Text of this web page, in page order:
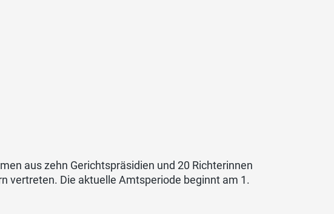
aus zehn Gerichtspräsidien und 20 Richterinnen
vertreten. Die aktuelle Amtsperiode beginnt am 1.